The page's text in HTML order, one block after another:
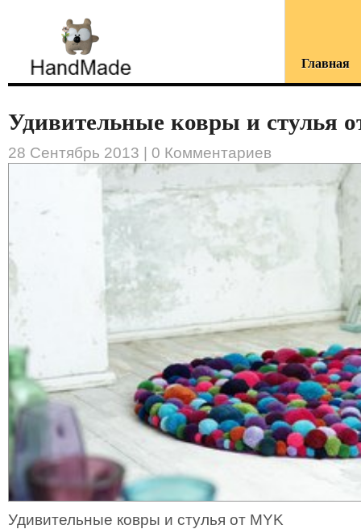
Главная
Удивительные ковры и стулья
28 Сентябрь 2013 | 0 Комментариев
Удивительные ковры и стулья от MYK